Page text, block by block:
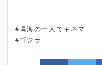
#鳴海の一人でキネマ
#ゴジラ